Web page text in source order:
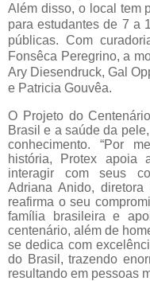
Além disso, olocal tem
para estudantes de 7 a
públicas. Com
Fonsêca Peregrino, a
Ary Diesendruck, Gal
e Patricia Gouvêa.
O Projeto do
Brasil e a saúde da
conhecimento. “Por
história, Protex apoia
interagir com seus
Adriana Anido,
reafirma o seu
família brasileira e
centenário, além de
se dedica com
do Brasil, trazendo
resultando em pessoas